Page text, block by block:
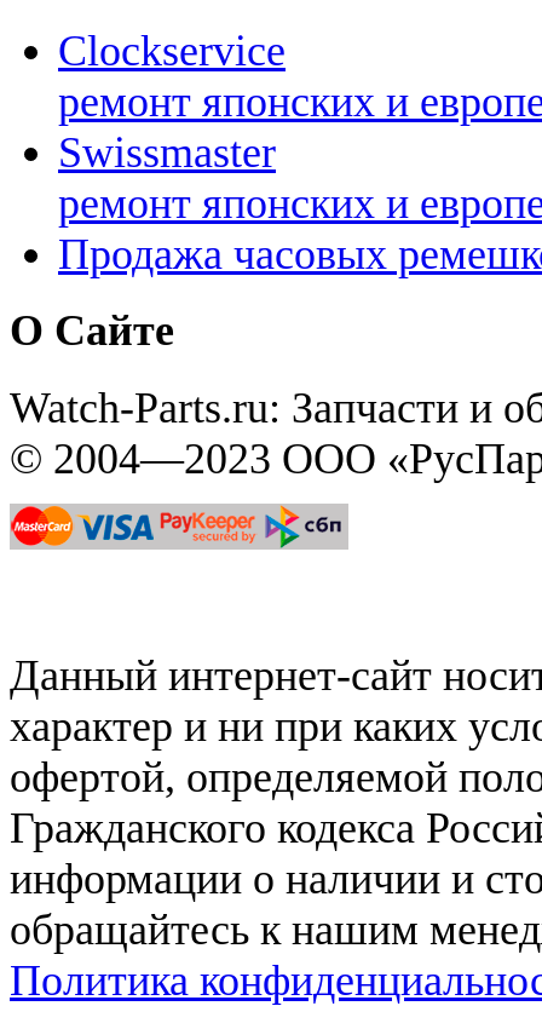
Clockservice
ремонт японских и
Swissmaster
ремонт японских и
Продажа часовых
О Сайте
Watch-Parts.ru: Запчасти и
© 2004—2023 ООО
Данный интернет-сайт
характер и ни при каких
офертой, определяемой
Гражданского кодекса
информации о наличии и
обращайтесь к нашим
Политика